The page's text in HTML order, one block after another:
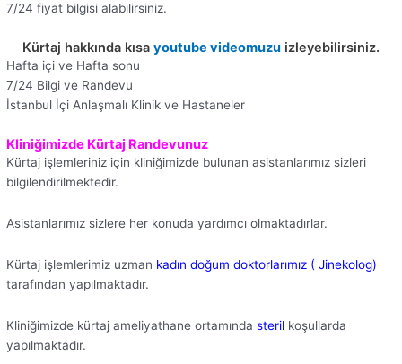
7/24 fiyat bilgisi alabilirsiniz.
Kürtaj hakkında kısa youtube videomuzu izleyebilirsiniz.
Hafta içi ve Hafta sonu
7/24 Bilgi ve Randevu
İstanbul İçi Anlaşmalı Klinik ve Hastaneler
Kliniğimizde Kürtaj Randevunuz
Kürtaj işlemleriniz için kliniğimizde bulunan asistanlarımız sizleri
bilgilendirilmektedir.
Asistanlarımız sizlere her konuda yardımcı olmaktadırlar.
Kürtaj işlemlerimiz uzman kadın doğum doktorlarımız ( Jinekolog)
tarafından yapılmaktadır.
Kliniğimizde kürtaj ameliyathane ortamındasteril koşullarda
yapılmaktadır.